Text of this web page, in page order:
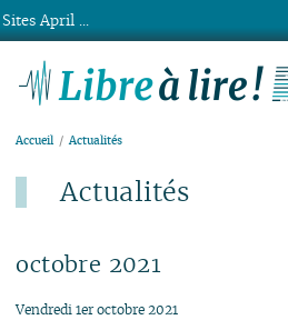
Accueil Actualités
Actualités
octobre 2021
Vendredi 1er octobre 2021
Sites April ...